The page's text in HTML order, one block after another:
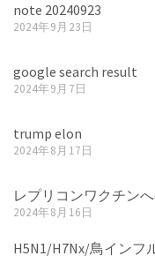
note 20240923
2024年9月23日
google search result
2024年9月7日
trump elon
2024年8月17日
レプリコンワクチン
2024年8月16日
H5N1/H7Nx/鳥イン